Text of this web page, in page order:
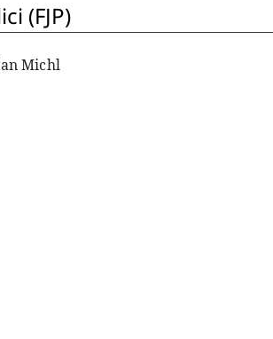
(FJP)
Michl